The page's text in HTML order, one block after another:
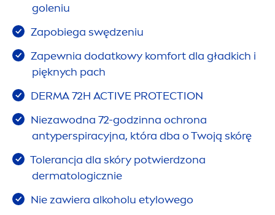
goleniu
Zapobiega swędzeniu
Zapewnia dodatkowy komfort dla gładkich i
pięknych pach
DERMA 72H ACTIVE PROTECTION
Niezawodna 72-godzinna ochrona
antyperspiracyjna, która dba o Twoją skórę
Tolerancja dla skóry potwierdzona
dermatologicznie
Nie zawiera alkoholu etylowego